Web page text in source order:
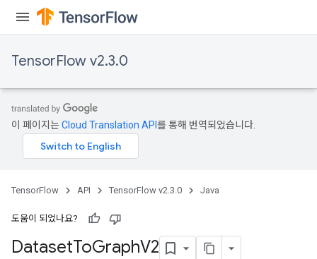
TensorFlow v2.3.0
이 페이지는Cloud Translation API 를 통해 번역되었습니다.
TensorFlow API TensorFlow v2.3.0 Java
도움이 되었나요?
DatasetToGraphV2